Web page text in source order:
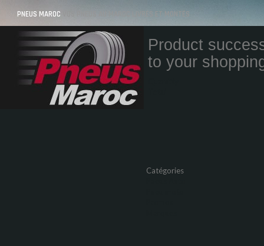
PNEUS MAROC VOS PNEUS AU MAROC LIVRÉS ET MONTÉS
Product
to your
Catégories